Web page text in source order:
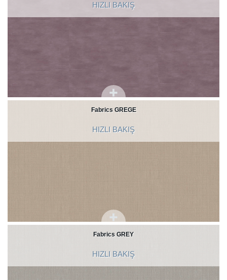
HIZLI BAKIŞ
Fabrics GREGE
HIZLI BAKIŞ
Fabrics GREY
HIZLI BAKIŞ